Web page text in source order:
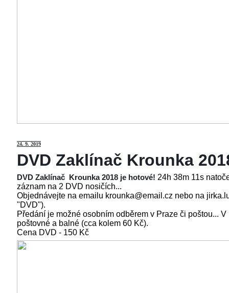
24. 9. 2019
DVD Zaklínač Krounka
DVD Zaklínač Krounka 2018 je hotové! 24h 38m 11s
záznam na 2 DVD nosičích...
Objednávejte na emailu krounka@email.cz nebo na
"DVD").
Předání je možné osobním odběrem v Praze či poštou...
poštovné a balné (cca kolem 60 Kč).
Cena DVD - 150 Kč